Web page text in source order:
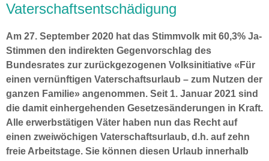
Vaterschaftsentschädigung
Am 27. September 2020 hat das Stimmvolk mit 60,3% Ja-
Stimmen den indirekten Gegenvorschlag des
Bundesrates zur zurückgezogenen Volksinitiative «Für
einen vernünftigen Vaterschaftsurlaub – zum Nutzen der
ganzen Familie» angenommen. Seit 1. Januar 2021 sind
die damit einhergehenden Gesetzesänderungen in Kraft.
Alle erwerbstätigen Väter haben nun das Recht auf
einen zweiwöchigen Vaterschaftsurlaub, d.h. auf zehn
freie Arbeitstage. Sie können diesen Urlaub innerhalb